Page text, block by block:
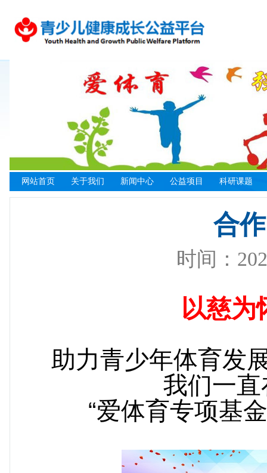
网站首页 关于我们 新闻中心 公益项目
共创类项目
科研课题
专项课题
研究成果
课题申报
管理办法
合作方式
合作申请
青少儿
基地建
社会实
合
时间：
以慈
助力青少年体育发
我们一
“爱体育专项基